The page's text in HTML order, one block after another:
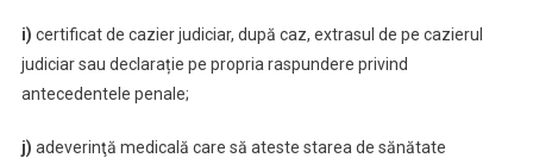
i) certificat de cazier judiciar, după caz, extrasul de pe cazierul
judiciar sau declarație pe propria raspundere privind
antecedentele penale;
j) adeverinţă medicală care să ateste starea de sănătate